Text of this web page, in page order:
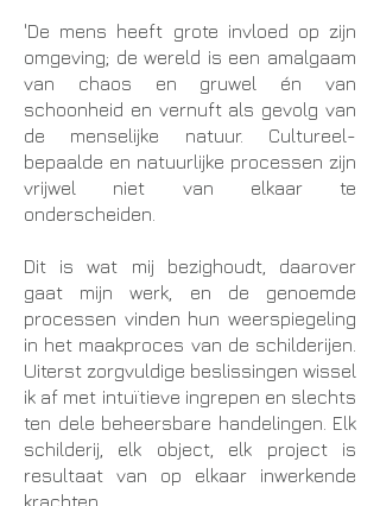
'De mens heeft grote invloed op zijn
omgeving; de wereld is een amalgaam
van chaos en gruwel én van
schoonheid en vernuft als gevolg van
de menselijke natuur. Cultureel-
bepaalde en natuurlijke processen zijn
vrijwel niet van elkaar te
onderscheiden.
Dit is wat mij bezighoudt, daarover
gaat mijn werk, en de genoemde
processen vinden hun weerspiegeling
in het maakproces van de schilderijen.
Uiterst zorgvuldige beslissingen wissel
ik af met intuïtieve ingrepen en slechts
ten dele beheersbare handelingen. Elk
schilderij, elk object, elk project is
resultaat van op elkaar inwerkende
krachten.